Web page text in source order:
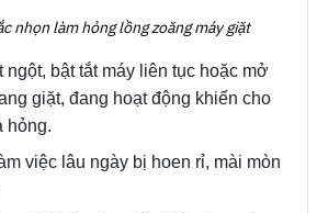
nhọn làm hỏng lồng zoăng máy giặt
ngột, bật tắt máy liên tục hoặc mở
giặt, đang hoạt động khiến cho
hỏng.
việc lâu ngày bị hoen rỉ, mài mòn